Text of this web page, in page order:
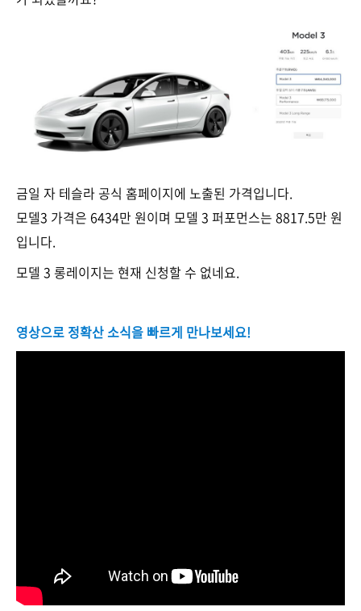
금일 자 테슬라 공식 홈페이지에 노출된 가격입니다.
모델3 가격은 6434만 원이며 모델 3 퍼포먼스는 8817.5만 원
입니다.
모델 3 롱레이지는 현재 신청할 수 없네요.
영상으로 정확산 소식을 빠르게 만나보세요!